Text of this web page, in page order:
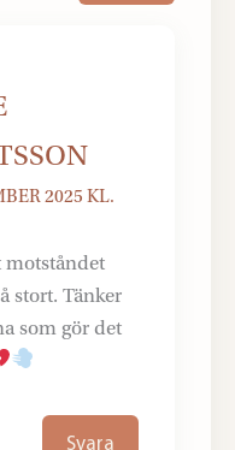
2025 KL.
motståndet
stort. Tänker
som gör det
Svara